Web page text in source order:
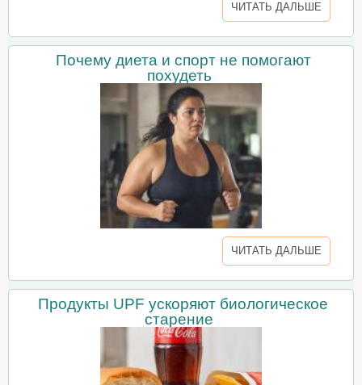
ЧИТАТЬ ДАЛЬШЕ
Почему диета и спорт не помогают
похудеть
ЧИТАТЬ ДАЛЬШЕ
Продукты UPF ускоряют биологическое
старение